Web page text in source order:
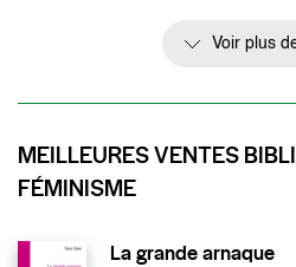
Voir plus
MEILLEURES VENTES
FÉMINISME
La grande arnaque